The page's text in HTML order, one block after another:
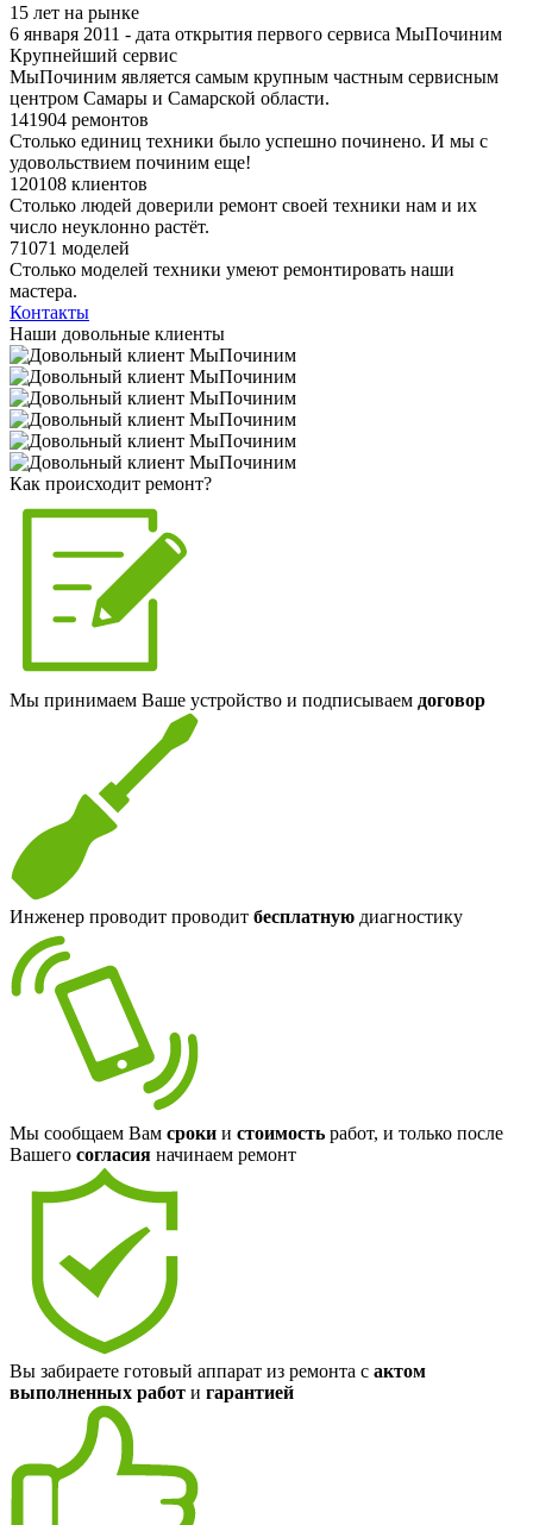
15 лет на рынке
6 января 2011 - дата открытия первого сервиса МыПочиним
Крупнейший сервис
МыПочиним является самым крупным частным сервисным
центром Самары и Самарской области.
141904 ремонтов
Столько единиц техники было успешно починено. И мы с
удовольствием починим еще!
120108 клиентов
Столько людей доверили ремонт своей техники нам и их
число неуклонно растёт.
71071 моделей
Столько моделей техники умеют ремонтировать наши
мастера.
Контакты
Наши довольные клиенты
Как происходит ремонт?
Мы принимаем Ваше устройство и подписываем договор
Инженер проводит проводит бесплатную диагностику
Мы сообщаем Вам сроки и стоимость работ, и только после
Вашего согласия начинаем ремонт
Вы забираете готовый аппарат из ремонта с актом
выполненных работ и гарантией